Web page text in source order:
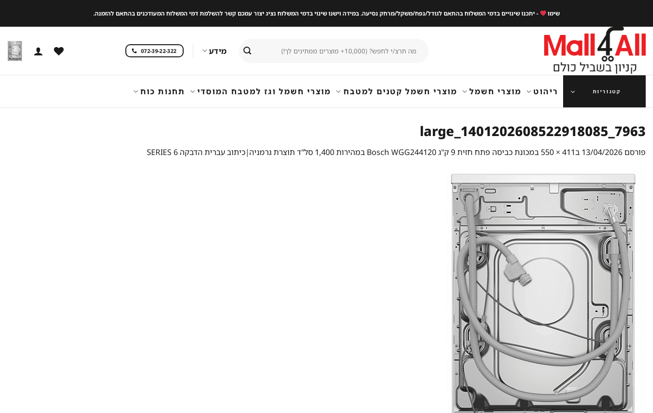
content
שימו - יתכנו שינויים בדמי המשלוח בהתאם לגודל/נפח/משקל/מרחק נסיעה. במידה וישנו שינוי בדמי המשלוח נציג יצור עמכם קשר להשלמת דמי המשלוח המעודכנים בהתאם להזמנה.
עבור:
מידע 072-39-22-322
קטגוריות ריהוט מוצרי חשמל מוצרי חשמל קטנים למטבח מוצרי חשמל וגז למטבח המוסדי תחנות כוח
7963_1401202608522918085_large
פורסם13/04/2026 ב411 × 550 במכונת כביסה פתח חזית 9 ק"ג Bosch WGG244120 במהירות 1,400 סל"ד תוצרת גרמניה|כיתוב עברית הדבקה SERIES 6